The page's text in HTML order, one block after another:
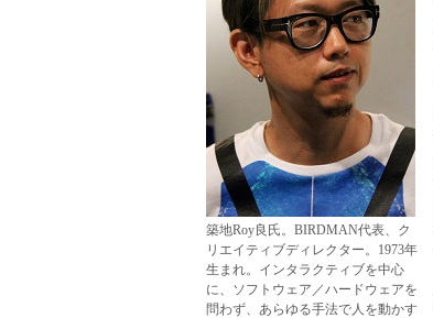
築地Roy良氏。BIRDMAN代表、ク
リエイティブディレクター。1973年
生まれ。インタラクティブを中心
に、ソフトウェア／ハードウェアを
問わず、あらゆる手法で人を動かす